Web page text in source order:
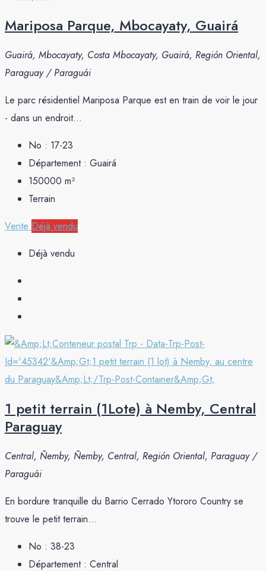
Mariposa Parque, Mbocayaty, Guairá
Guairá, Mbocayaty, Costa Mbocayaty, Guairá, Región Oriental,
Paraguay / Paraguái
Le parc résidentiel Mariposa Parque est en train de voir le jour
- dans un endroit...
No : 17-23
Département : Guairá
150000 m²
Terrain
Vente Déjà vendu
Déjà vendu
1 petit terrain (1Lote) à Nemby, Central
Paraguay
Central, Ñemby, Ñemby, Central, Región Oriental, Paraguay /
Paraguái
En bordure tranquille du Barrio Cerrado Ytororo Country se
trouve le petit terrain...
No : 38-23
Département : Central